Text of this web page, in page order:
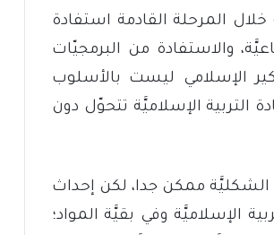
المرحلة القادمة استفادة
والاستفادة من البرمجيّات
الإسلامي ليست بالأسلوب
التربية الإسلاميَّة تتحوّل دون
الشكليَّة ممكن جدا، لكن إحداث
الإسلاميَّة وفي بقيَّة المواد؛